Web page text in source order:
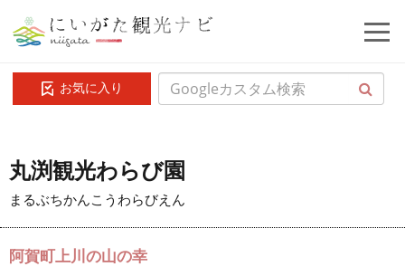
お気に入り
丸渕観光わらび園
まるぶちかんこうわらびえん
阿賀町上川の山の幸